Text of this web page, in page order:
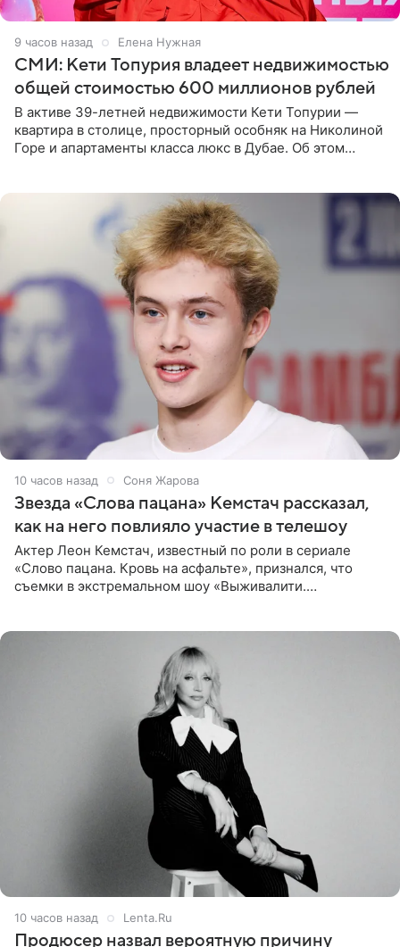
9 часов назад Елена Нужная
СМИ: Кети Топурия владеет недвижимостью
общей стоимостью 600 миллионов рублей
В активе 39-летней недвижимости Кети Топурии —
квартира в столице, просторный особняк на Николиной
Горе и апартаменты класса люкс в Дубае. Об этом
10 часов назад Соня Жарова
Звезда «Слова пацана» Кемстач рассказал,
как на него повлияло участие в телешоу
Актер Леон Кемстач, известный по роли в сериале
«Слово пацана. Кровь на асфальте», признался, что
съемки в экстремальном шоу «Выживалити.
10 часов назад Lenta.Ru
Продюсер назвал вероятную причину